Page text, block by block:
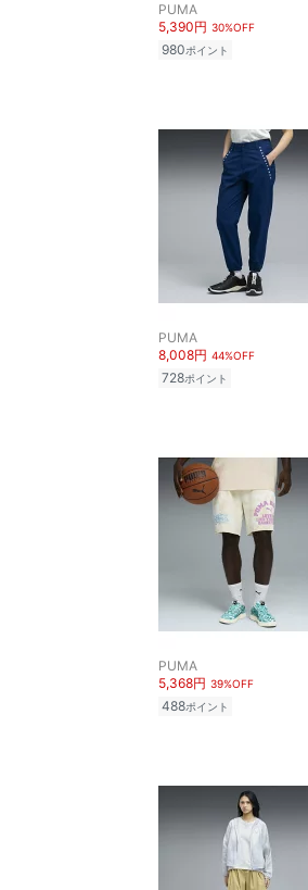
PUMA
5,390円 30%OFF
980ポイント
PUMA
8,008円 44%OFF
728ポイント
PUMA
5,368円 39%OFF
488ポイント